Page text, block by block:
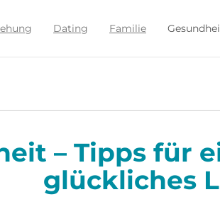
Dating Familie
– Tipps für
glückliches